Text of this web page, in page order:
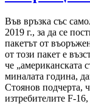
Във връзка със
2019 г., за да се
пакетът от
от този пакет е
че „американската
миналата година,
Стоянов подчерта,
изтребителите F-